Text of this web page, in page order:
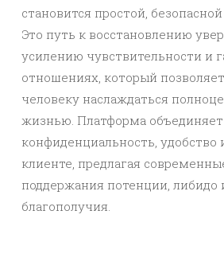
становится простой,
Это путь к восстановлению
усилению чувствительности и
отношениях, который
человеку наслаждаться
жизнью. Платформа
конфиденциальность, удобство
клиенте, предлагая
поддержания потенции, либидо
благополучия.